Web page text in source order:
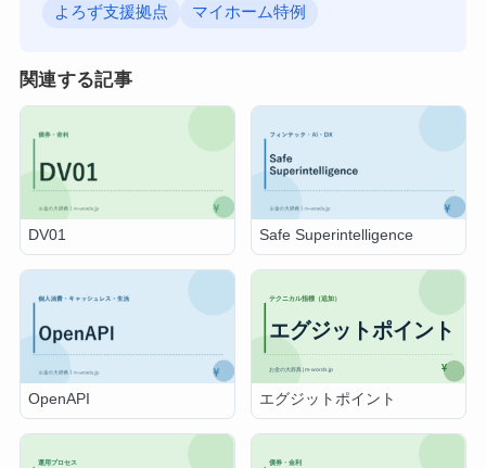
よろず支援拠点 マイホーム特例
関連する記事
DV01 Safe Superintelligence
OpenAPI エグジットポイント